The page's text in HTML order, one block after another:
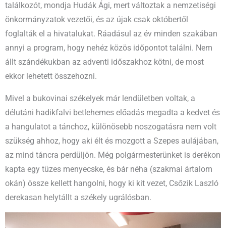
találkozót, mondja Hudák Ági, mert változtak a nemzetiségi
önkormányzatok vezetői, és az újak csak októbertől
foglalták el a hivatalukat. Ráadásul az év minden szakában
annyi a program, hogy nehéz közös időpontot találni. Nem
állt szándékukban az adventi időszakhoz kötni, de most
ekkor lehetett összehozni.
Mivel a bukovinai székelyek már lendületben voltak, a
délutáni hadikfalvi betlehemes előadás megadta a kedvet és
a hangulatot a tánchoz, különösebb noszogatásra nem volt
szükség ahhoz, hogy aki élt és mozgott a Szepes aulájában,
az mind táncra perdüljön. Még polgármesterünket is derékon
kapta egy tüzes menyecske, és bár néha (szakmai ártalom
okán) össze kellett hangolni, hogy ki kit vezet, Csőzik Laszló
derekasan helytállt a székely ugrálósban.